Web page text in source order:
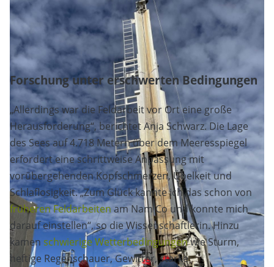
Forschung unter erschwerten Bedingungen
„Allerdings war die Feldarbeit vor Ort eine große
Herausforderung“, berichtet Anja Schwarz. Die Lage
des Sees auf 4.718 Metern über dem Meeresspiegel
erfordert eine schrittweise Anpassung mit
vorübergehenden Kopfschmerzen, Übelkeit und
Schlaflosigkeit. „Zum Glück kannte ich das schon von
früheren Feldarbeiten am Nam Co und konnte mich
darauf einstellen“, so die Wissenschaftlerin. Hinzu
kamen schwierige Wetterbedingungenwie Sturm,
heftige Regenschauer, Gewitter, starke